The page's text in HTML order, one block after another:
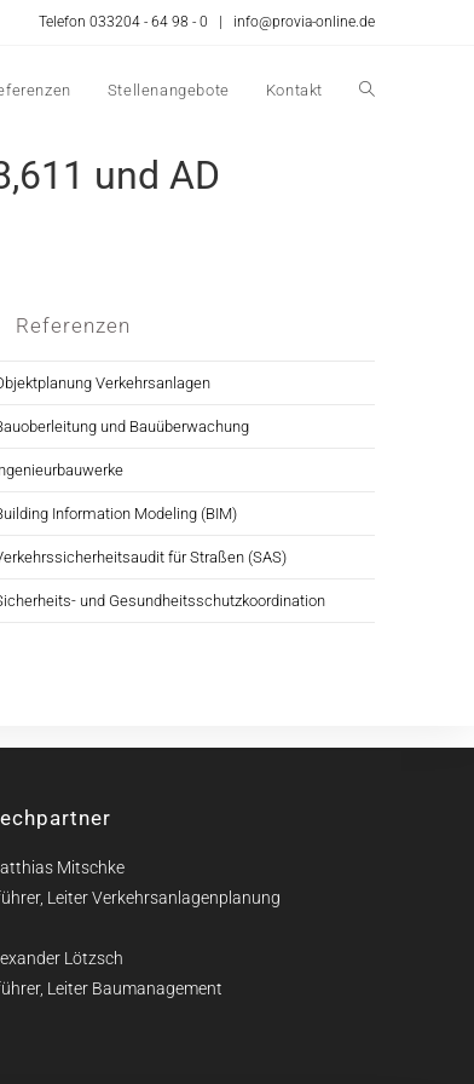
Telefon 033204 - 64 98 - 0 | info@provia-online.de
Stellenangebote Kontakt
und AD
Referenzen
Verkehrsanlagen
und Bauüberwachung
Information Modeling (BIM)
für Straßen (SAS)
und Gesundheitsschutzkoordination
Mitschke
Leiter Verkehrsanlagenplanung
Lötzsch
Leiter Baumanagement